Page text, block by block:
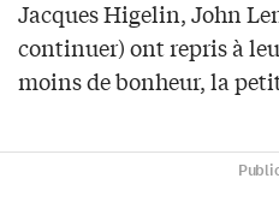
Jacques Higelin, John
continuer) ont repris à
moins de bonheur, la